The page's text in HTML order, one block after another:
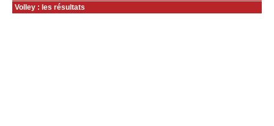
Volley : les résultats